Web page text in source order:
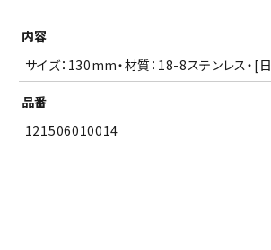
内容
サイズ：130mm・材質：18-8ステンレス・[
品番
121506010014